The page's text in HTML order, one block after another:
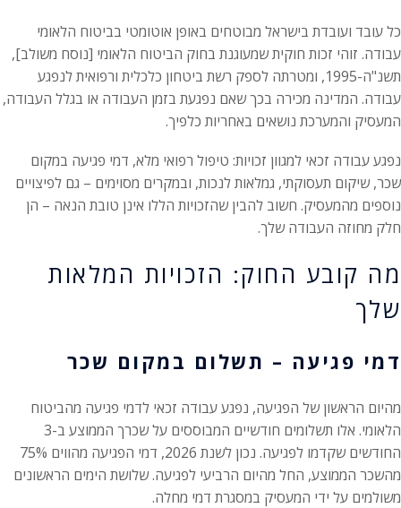
כל עובד ועובדת בישראל מבוטחים באופן אוטומטי בביטוח הלאומי
עבודה. זוהי זכות חוקית שמעוגנת בחוק הביטוח הלאומי [נוסח משולב],
תשנ"ה-1995, ומטרתה לספק רשת ביטחון כלכלית ורפואית לנפגע
עבודה. המדינה מכירה בכך שאם נפגעת בזמן העבודה או בגלל העבודה,
המעסיק והמערכת נושאים באחריות כלפיך.
נפגע עבודה זכאי למגוון זכויות: טיפול רפואי מלא, דמי פגיעה במקום
שכר, שיקום תעסוקתי, גמלאות לנכות, ובמקרים מסוימים – גם לפיצויים
נוספים מהמעסיק. חשוב להבין שהזכויות הללו אינן טובת הנאה – הן
חלק מחוזה העבודה שלך.
מה קובע החוק: הזכויות המלאות
שלך
דמי פגיעה – תשלום במקום שכר
מהיום הראשון של הפגיעה, נפגע עבודה זכאי לדמי פגיעה מהביטוח
הלאומי. אלו תשלומים חודשיים המבוססים על שכרך הממוצע ב-3
החודשים שקדמו לפגיעה. נכון לשנת 2026, דמי הפגיעה מהווים 75%
מהשכר הממוצע, החל מהיום הרביעי לפגיעה. שלושת הימים הראשונים
משולמים על ידי המעסיק במסגרת דמי מחלה.